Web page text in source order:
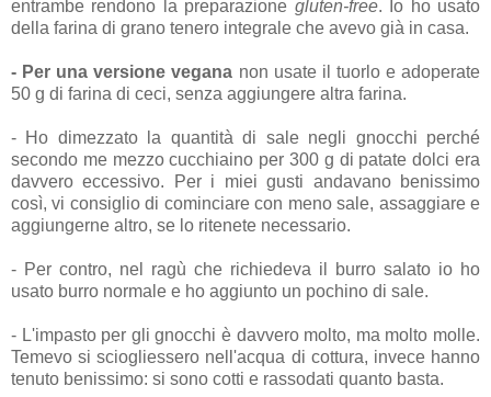
entrambe rendono la preparazione gluten-free. Io ho usato
della farina di grano tenero integrale che avevo già in casa.
- Per una versione vegana non usate il tuorlo e adoperate
50 g di farina di ceci, senza aggiungere altra farina.
- Ho dimezzato la quantità di sale negli gnocchi perché
secondo me mezzo cucchiaino per 300 g di patate dolci era
davvero eccessivo. Per i miei gusti andavano benissimo
così, vi consiglio di cominciare con meno sale, assaggiare e
aggiungerne altro, se lo ritenete necessario.
- Per contro, nel ragù che richiedeva il burro salato io ho
usato burro normale e ho aggiunto un pochino di sale.
- L'impasto per gli gnocchi è davvero molto, ma molto molle.
Temevo si sciogliessero nell'acqua di cottura, invece hanno
tenuto benissimo: si sono cotti e rassodati quanto basta.